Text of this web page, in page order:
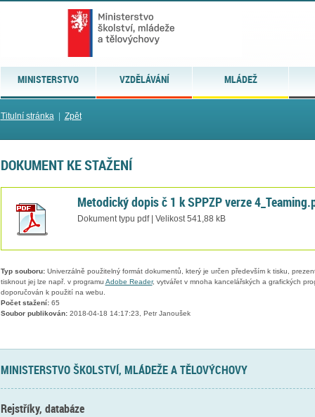
MINISTERSTVO VZDĚLÁVÁNÍ MLÁDEŽ
Titulní stránka| Zpět
DOKUMENT KE STAŽENÍ
Metodický dopis č 1 k SPPZP verze
Dokument typu pdf | Velikost 541,88 kB
Typ souboru:Univerzálně použitelný formát dokumentů, který je určen především k tisku,
tisknout jej lze např. v programu Adobe Reader, vytvářet v mnoha kancelářských a grafických
doporučován k použití na webu.
Počet stažení:65
Soubor publikován:2018-04-18 14:17:23, Petr Janoušek
MINISTERSTVO ŠKOLSTVÍ, MLÁDEŽE A TĚLOVÝCHOVY
Rejstříky, databáze